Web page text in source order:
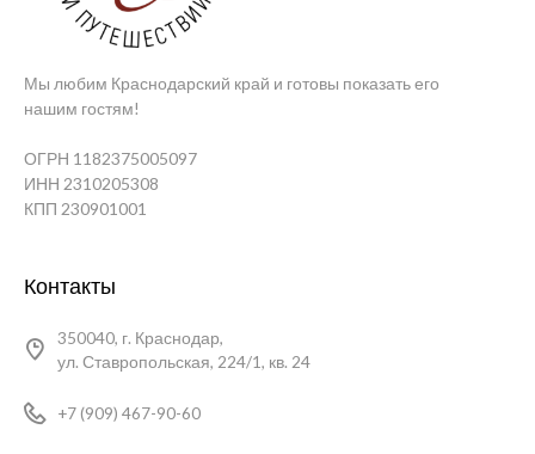
Мы любим Краснодарский край и готовы показать его
нашим гостям!
ОГРН 1182375005097
ИНН 2310205308
КПП 230901001
Контакты
350040, г. Краснодар,
ул. Ставропольская, 224/1, кв. 24
+7 (909) 467-90-60